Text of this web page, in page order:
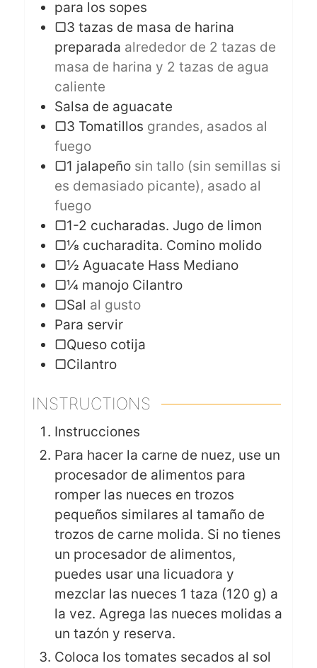
para los sopes
▢3 tazas de masa de harina
preparada alrededor de 2 tazas de
masa de harina y 2 tazas de agua
caliente
Salsa de aguacate
▢3 Tomatillos grandes, asados al
fuego
▢1 jalapeño sin tallo (sin semillas si
es demasiado picante), asado al
fuego
▢1-2 cucharadas. Jugo de limon
▢⅛ cucharadita. Comino molido
▢½ Aguacate Hass Mediano
▢¼ manojo Cilantro
▢Sal al gusto
Para servir
▢Queso cotija
▢Cilantro
INSTRUCTIONS
Instrucciones
Para hacer la carne de nuez, use un
procesador de alimentos para
romper las nueces en trozos
pequeños similares al tamaño de
trozos de carne molida. Si no tienes
un procesador de alimentos,
puedes usar una licuadora y
mezclar las nueces 1 taza (120 g) a
la vez. Agrega las nueces molidas a
un tazón y reserva.
Coloca los tomates secados al sol